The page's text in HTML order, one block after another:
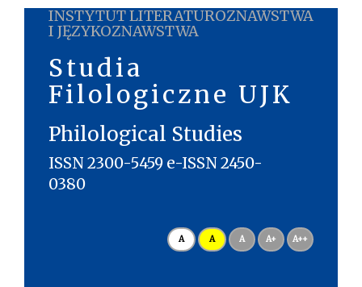
INSTYTUT LITERATUROZNAWSTWA
I JĘZYKOZNAWSTWA
Studia
Filologiczne UJK
Philological Studies
ISSN 2300-5459 e-ISSN 2450-
0380
A A A A+ A++